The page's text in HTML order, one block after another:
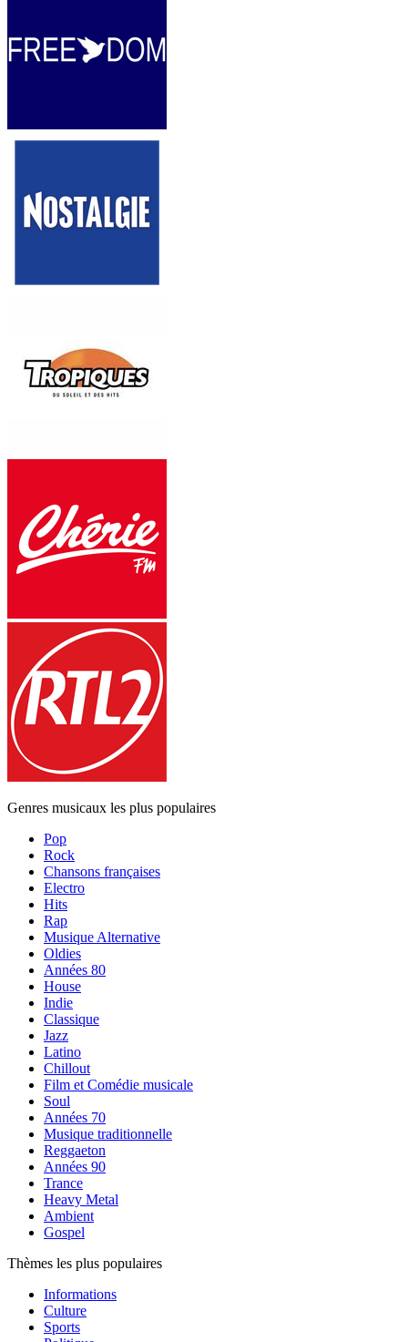
Genres musicaux les plus populaires
Pop
Rock
Chansons françaises
Electro
Hits
Rap
Musique Alternative
Oldies
Années 80
House
Indie
Classique
Jazz
Latino
Chillout
Film et Comédie musicale
Soul
Années 70
Musique traditionnelle
Reggaeton
Années 90
Trance
Heavy Metal
Ambient
Gospel
Thèmes les plus populaires
Informations
Culture
Sports